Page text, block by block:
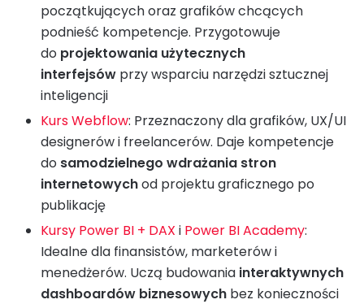
początkujących oraz grafików chcących
podnieść kompetencje. Przygotowuje
do projektowania użytecznych
interfejsów przy wsparciu narzędzi sztucznej
inteligencji
Kurs Webflow: Przeznaczony dla grafików, UX/UI
designerów i freelancerów. Daje kompetencje
do samodzielnego wdrażania stron
internetowychod projektu graficznego po
publikację
Kursy Power BI + DAX i Power BI Academy:
Idealne dla finansistów, marketerów i
menedżerów. Uczą budowania interaktywnych
dashboardów biznesowych bez konieczności